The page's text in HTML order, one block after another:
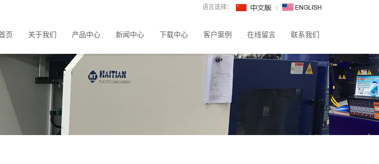
语言选择：
页 关于我们 产品中心 新闻中心 下载中心 客户案例 在线留言 联系我们